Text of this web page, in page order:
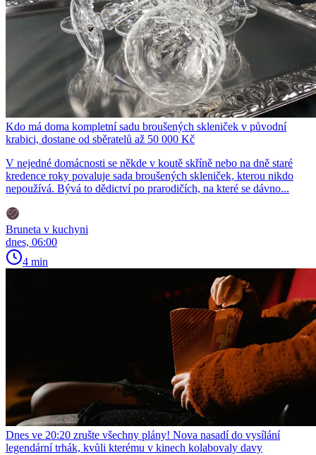
Kdo má doma kompletní sadu broušených skleniček v původní
krabici, dostane od sběratelů až 50 000 Kč
V nejedné domácnosti se někde v koutě skříně nebo na dně staré
kredence roky povaluje sada broušených skleniček, kterou nikdo
nepoužívá. Bývá to dědictví po prarodičích, na které se dávno...
Bruneta v kuchyni
dnes, 06:00
4 min
Dnes ve 20:20 zrušte všechny plány! Nova nasadí do vysílání
legendární trhák, kvůli kterému v kinech kolabovaly davy